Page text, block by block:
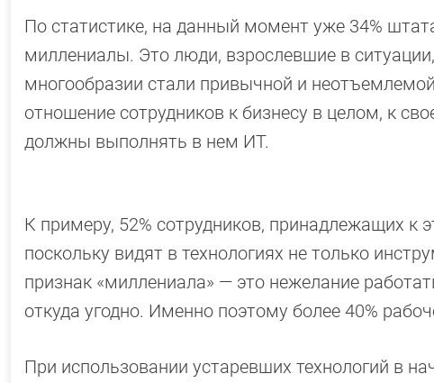
По статистике, на данный момент уже 34%
миллениалы. Это люди, взрослевшие в
многообразии стали привычной и
отношение сотрудников к бизнесу в целом, к
должны выполнять в нем ИТ.
К примеру, 52% сотрудников, принадлежащих к
поскольку видят в технологиях не только
признак «миллениала» — это нежелание
откуда угодно. Именно поэтому более 40%
При использовании устаревших технологий в